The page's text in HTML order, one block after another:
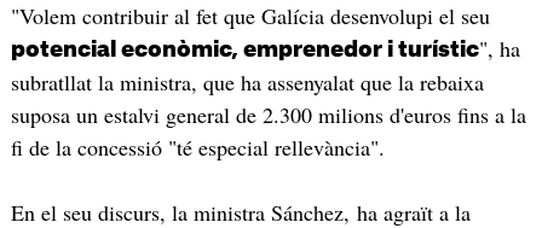
"Volem contribuir al fet que Galícia desenvolupi el seu
potencial econòmic, emprenedor i turístic", ha
subratllat la ministra, que ha assenyalat que la rebaixa
suposa un estalvi general de 2.300 milions d'euros fins a la
fi de la concessió "té especial rellevància".
En el seu discurs, la ministra Sánchez, ha agraït a la